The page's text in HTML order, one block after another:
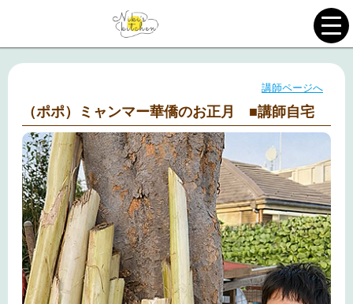
講師ページへ
（ポポ）ミャンマー華僑のお正月 ■講師自宅